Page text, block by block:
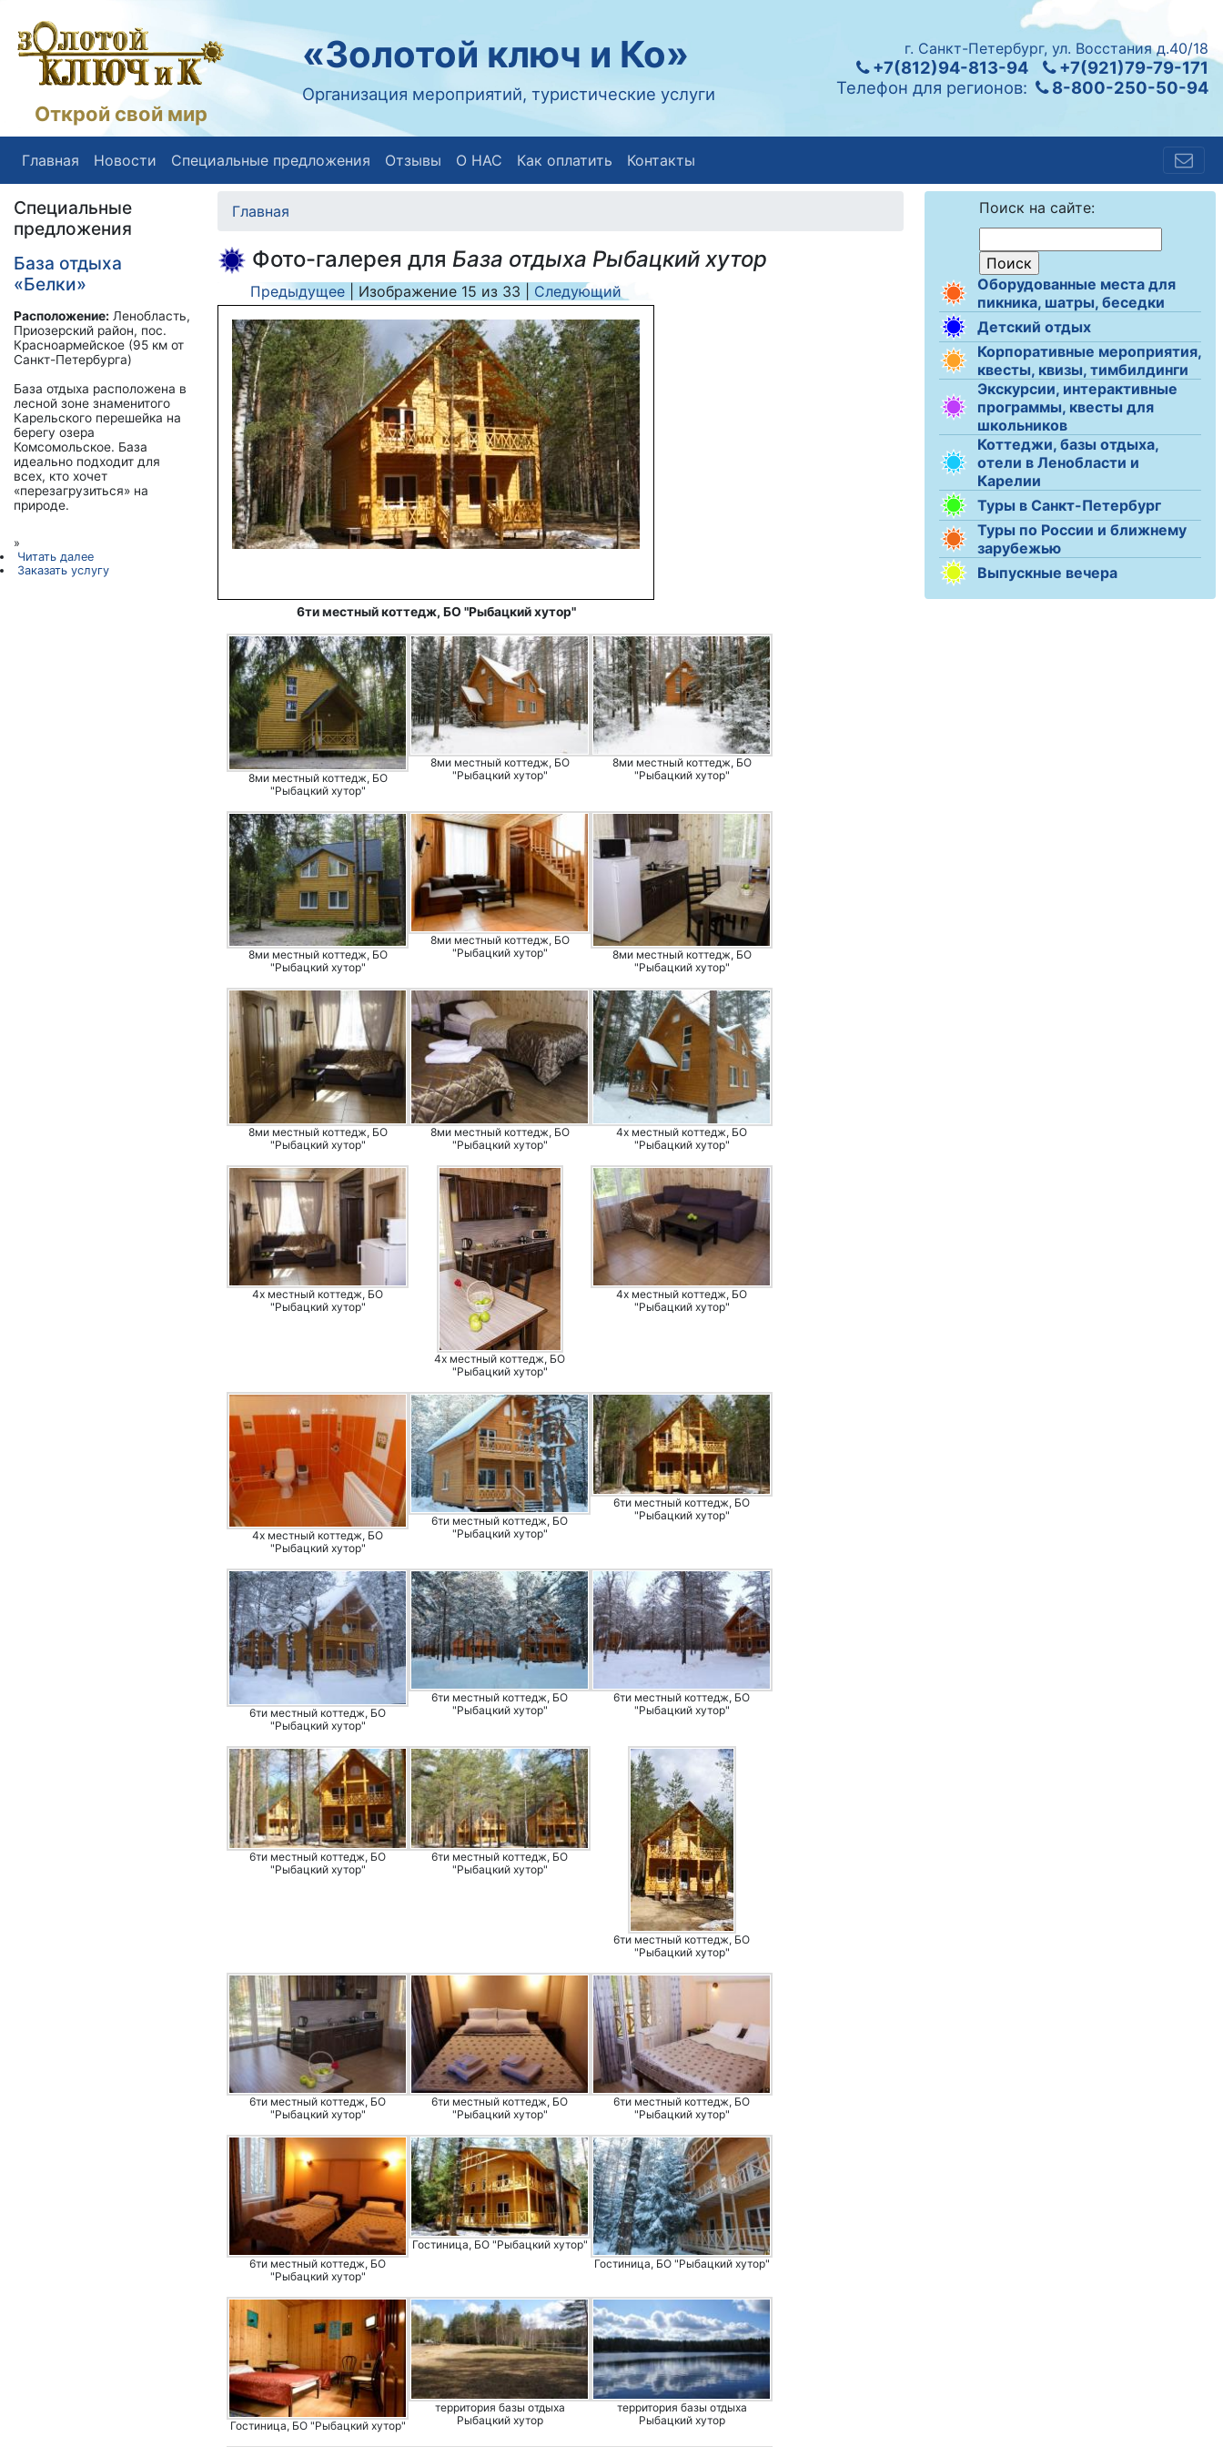
Открой свой мир
«Золотой ключ и Ко»
Организация мероприятий, туристические услуги
г. Санкт-Петербург, ул. Восстания д.40/18
+7(812)94-813-94
+7(921)79-79-171
Телефон для регионов:
8-800-250-50-94
Главная Новости Специальные предложения Отзывы О НАС Как оплатить Контакты
Поиск на сайте:
Оборудованные места для
пикника, шатры, беседки
Детский отдых
Корпоративные мероприятия,
квесты, квизы, тимбилдинги
Экскурсии, интерактивные
программы, квесты для
школьников
Коттеджи, базы отдыха,
отели в Ленобласти и
Карелии
Туры в Санкт-Петербург
Туры по России и ближнему
зарубежью
Выпускные вечера
Главная
Фото-галерея для База отдыха Рыбацкий хутор
Предыдущее | Изображение 15 из 33 Следующий
6ти местный коттедж, БО "Рыбацкий хутор"
8ми местный коттедж, БО
"Рыбацкий хутор"
8ми местный коттедж, БО
"Рыбацкий хутор"
8ми местный коттедж, БО
"Рыбацкий хутор"
8ми местный коттедж, БО
"Рыбацкий хутор"
8ми местный коттедж, БО
"Рыбацкий хутор"
8ми местный коттедж, БО
"Рыбацкий хутор"
8ми местный коттедж, БО
"Рыбацкий хутор"
8ми местный коттедж, БО
"Рыбацкий хутор"
4х местный коттедж, БО
"Рыбацкий хутор"
4х местный коттедж, БО
"Рыбацкий хутор"
4х местный коттедж, БО
"Рыбацкий хутор"
4х местный коттедж, БО
"Рыбацкий хутор"
4х местный коттедж, БО
"Рыбацкий хутор"
6ти местный коттедж, БО
"Рыбацкий хутор"
6ти местный коттедж, БО
"Рыбацкий хутор"
6ти местный коттедж, БО
"Рыбацкий хутор"
6ти местный коттедж, БО
"Рыбацкий хутор"
6ти местный коттедж, БО
"Рыбацкий хутор"
6ти местный коттедж, БО
"Рыбацкий хутор"
6ти местный коттедж, БО
"Рыбацкий хутор"
6ти местный коттедж, БО
"Рыбацкий хутор"
6ти местный коттедж, БО
"Рыбацкий хутор"
6ти местный коттедж, БО
"Рыбацкий хутор"
6ти местный коттедж, БО
"Рыбацкий хутор"
6ти местный коттедж, БО
"Рыбацкий хутор"
Гостиница, БО "Рыбацкий хутор"
Гостиница, БО "Рыбацкий хутор"
Гостиница, БО "Рыбацкий хутор"
территория базы отдыха
Рыбацкий хутор
территория базы отдыха
Рыбацкий хутор
Специальные
предложения
База отдыха
«Белки»
Расположение: Ленобласть,
Приозерский район, пос.
Красноармейское (95 км от
Санкт-Петербурга)
База отдыха расположена в
лесной зоне знаменитого
Карельского перешейка на
берегу озера
Комсомольское. База
идеально подходит для
всех, кто хочет
«перезагрузиться» на
природе.
»
Читать далее
Заказать услугу